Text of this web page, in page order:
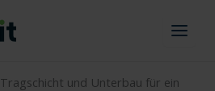
Tragschicht und Unterbau für ein